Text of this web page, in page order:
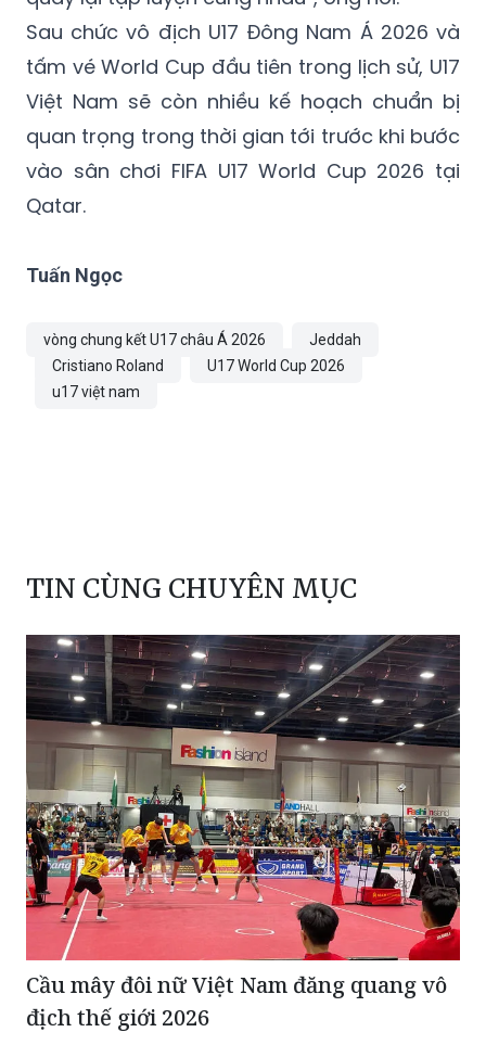
Sau chức vô địch U17 Đông Nam Á 2026 và
tấm vé World Cup đầu tiên trong lịch sử, U17
Việt Nam sẽ còn nhiều kế hoạch chuẩn bị
quan trọng trong thời gian tới trước khi bước
vào sân chơi FIFA U17 World Cup 2026 tại
Qatar.
Tuấn Ngọc
vòng chung kết U17 châu Á 2026
Jeddah
Cristiano Roland
U17 World Cup 2026
u17 việt nam
TIN CÙNG CHUYÊN MỤC
Cầu mây đôi nữ Việt Nam đăng quang vô
địch thế giới 2026